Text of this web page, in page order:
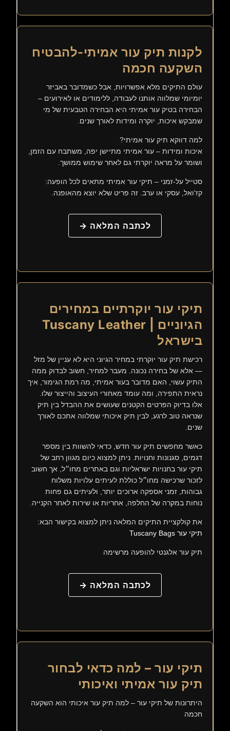
לקנות תיק עור אמיתי-להבטיח
השקעה חכמה
עולם התיקים מלא אפשרויות, אבל כשמדובר באביזר
יומיומי שמלווה אותנו לעבודה, ללימודים או לאירועים –
הבחירה בטיק עור אמיתי היא הבחירה הטבעית של מי
שמבקש איכות, יוקרה ומידות לאורך שנים.
למה דווקא תיק עור אמיתי?
איכות ומידות – עור אמיתי מתיישן יפה, משתבח עם הזמן,
ושומר על מראה יוקרתי גם לאחר שימוש ממושך.
סטייל על-זמני – תיקי עור אמיתי מתאים לכל הופעה:
קז'ואל, עסקי או ערב. זה פריט שלא יוצא מהאופנה.
לכתבה המלאה →
תיקי עור יוקרתיים במחירים
הגיוניים | Tuscany Leather
בישראל
רכישת תיק עור יוקרתי במחיר הגיוני היא לא עניין של מזל
— אלא של בחירה נכונה. מעבר למחיר, חשוב לבדוק ממה
התיק עשוי, האם מדובר בעור אמיתי, מה רמת הגימור, איך
נראית התפירה, ומה עומד מאחורי העיצוב והייצור שלו.
אלו בדיוק הפרטים הקטנים שעושים את ההבדל בין תיק
שנראה טוב לרגע, לבין תיק איכותי שמלווה אתכם לאורך
שנים.
כאשר מחפשים תיק עור חדש, כדאי להשוות בין מספר
דגמים, סגנונות וחנויות. ניתן למצוא כיום מגוון רחב של
תיקי עור בחנויות ישראליות וגם באתרים מחו״ל, אך חשוב
לזכור שרכישה מחו״ל כוללת לעיתים עלויות משלוח
גבוהות, זמני אספקה ארוכים יותר, ולעיתים גם פחות
נוחות במקרה של החלפה, אחריות או שירות לאחר הקנייה.
את קולקציית התיקים המלאה ניתן למצוא בקישור הבא:
תיקי עור Tuscany Bags
תיק עור אלגנטי להופעה מרשימה
לכתבה המלאה →
תיקי עור – למה כדאי לבחור
תיק עור אמיתי ואיכותי
היתרונות של תיקי עור – למה תיק עור איכותי הוא השקעה
חכמה